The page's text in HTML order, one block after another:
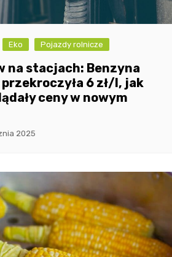
Eko Pojazdy rolnicze
na stacjach: Benzyna
6 zł/l, jak
ceny w nowym
2025